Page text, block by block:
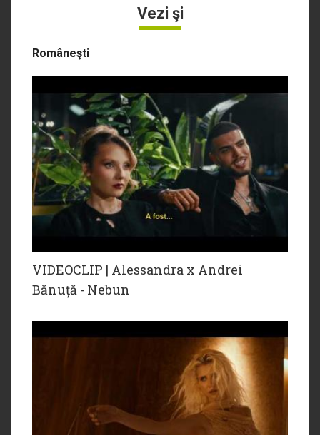
Vezi şi
Româneşti
VIDEOCLIP | Alessandra x Andrei
Bănuță - Nebun